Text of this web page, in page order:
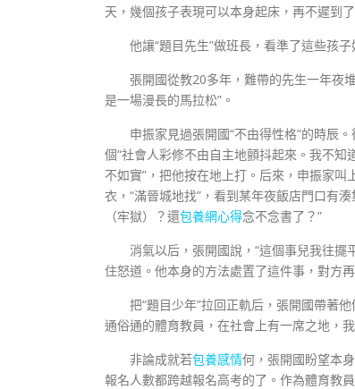
天，幾個孩子表現可以本身起床，再不遲到了
他讓“題目先生”做班長，看準了這些孩
張開國從教20多年，難帶的先生一年夜
是一場漫長的馬拉松”。
申振家見過張開國“不由得性格”的時辰
個“社會人彩修不由自主地顫抖起來。我不
不如實”，把他按在地上打。后來，申振家叫
衣，“滿晉城地找”，看到某年夜飯店門口有
（牢獄）？還包養網心得念不念書了？”
消氣以后，張開國說，“這個事兒我往擺
住怒道。他本身的方法處置了這件事，對方再
把“題目少年”拉回正軌后，張開國帶著
通俗通的體育教員，在社會上有一席之地，
非論成就若包養感情何，張開國盼望本
報名人數都跨越報名高考的了。作為體育